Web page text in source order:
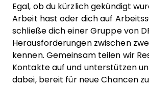
Egal, ob du kürzlich gekündigt
Arbeit hast oder dich auf
schließe dich einer Gruppe von
Herausforderungen zwischen
kennen. Gemeinsam teilen wir
Kontakte auf und unterstützen
dabei, bereit für neue Chancen